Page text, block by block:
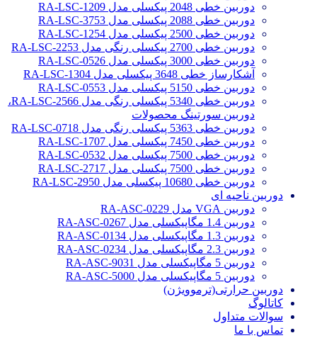
دوربین خطی 2048 پیکسلی مدل RA-LSC-1209
دوربین خطی 2088 پیکسلی مدل RA-LSC-3753
دوربین خطی 2500 پیکسلی مدل RA-LSC-1254
دوربین خطی 2700 پیکسلی رنگی مدل RA-LSC-2253
دوربین خطی 3000 پیکسلی مدل RA-LSC-0526
آشکارساز خطی 3648 پیکسلی مدل RA-LSC-1304
دوربین خطی 5150 پیکسلی مدل RA-LSC-0553
دوربین خطی 5340 پیکسلی رنگی مدل RA-LSC-2566،
دوربین سورتینگ محصولات
دوربین خطی 5363 پیکسلی رنگی مدل RA-LSC-0718
دوربین خطی 7450 پیکسلی مدل RA-LSC-1707
دوربین خطی 7500 پیکسلی مدل RA-LSC-0532
دوربین خطی 7500 پیکسلی مدل RA-LSC-2717
دوربین خطی 10680 پیکسلی مدل RA-LSC-2950
دوربین ناحیه ای
دوربین VGA مدل RA-ASC-0229
دوربین 1.4 مگاپیکسلی مدل RA-ASC-0267
دوربین 1.3 مگاپیکسلی مدل RA-ASC-0134
دوربین 2.3 مگاپیکسلی مدل RA-ASC-0234
دوربین 5 مگاپیکسلی مدل RA-ASC-9031
دوربین 5 مگاپیکسلی مدل RA-ASC-5000
دوربین حرارتی(ترموویژن)
کاتالوگ
سوالات متداول
تماس با ما